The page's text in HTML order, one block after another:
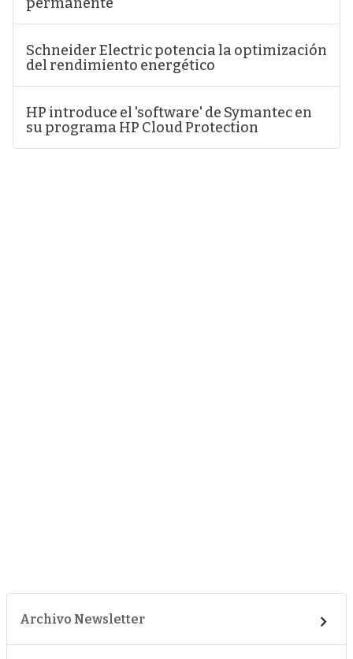
Schneider Electric potencia la optimización
del rendimiento energético
HP introduce el 'software' de Symantec en
su programa HP Cloud Protection
Archivo Newsletter